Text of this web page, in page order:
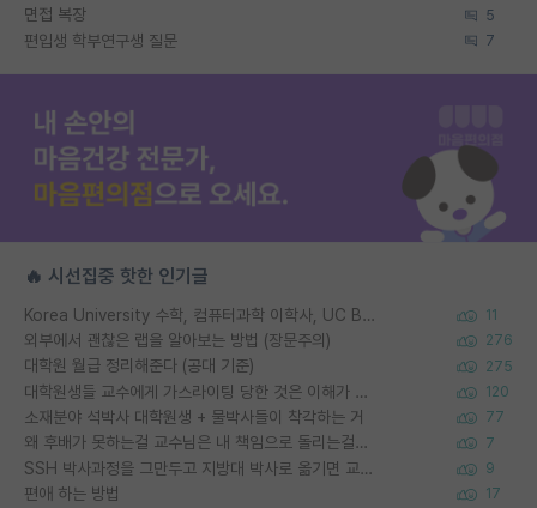
면접 복장 5
편입생 학부연구생 질문 7
🔥 시선집중 핫한 인기글
Korea University 수학, 컴퓨터과학 이학사, UC Berkeley 산업공학 대학원 공학박사가 되는 것은 쉽지 않겠죠? 11
외부에서 괜찮은 랩을 알아보는 방법 (장문주의) 276
대학원 월급 정리해준다 (공대 기준) 275
대학원생들 교수에게 가스라이팅 당한 것은 이해가 갑니다. 안타깝네요. 120
소재분야 석박사 대학원생 + 물박사들이 착각하는 거 77
왜 후배가 못하는걸 교수님은 내 책임으로 돌리는걸까요? 7
SSH 박사과정을 그만두고 지방대 박사로 옮기면 교수의 꿈은 끝일까요? 9
편애 하는 방법 17